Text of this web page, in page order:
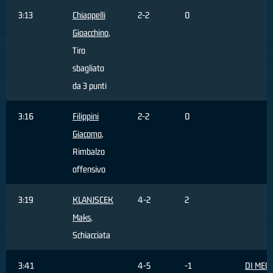
3:13
Chiappelli
Gioacchino,
Tiro
sbagliato
da 3 punti
2-2 0
3:16
Filippini
Giacomo,
Rimbalzo
offensivo
2-2 0
3:19
KLANJSCEK
Maks,
Schiacciata
4-2 2
3:41 4-5 -1
DI